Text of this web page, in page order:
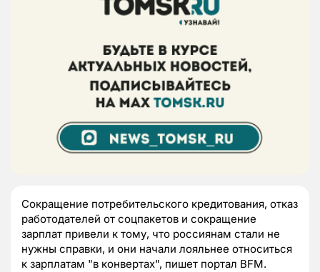
Сокращение потребительского кредитования, отказ
работодателей от соцпакетов и сокращение
зарплат привели к тому, что россиянам стали не
нужны справки, и они начали лояльнее относиться
к зарплатам "в конвертах", пишет портал BFM.